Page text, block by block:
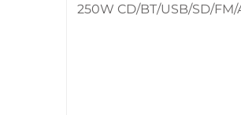
250W CD/BT/USB/SD/FM/